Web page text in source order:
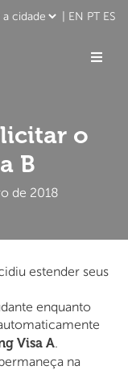
EN PT ES
o
B
de 2018
estender seus
enquanto
Visa A.
na